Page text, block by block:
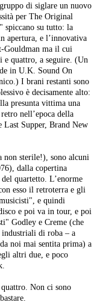
di siglare un nuovo
per The Original
spiccano su tutto: la
apertura, e l’innovativa
Gouldman ma il cui
e quattro, a seguire. (Un
in U.K. Sound On
I brani restanti sono
è decisamente alto:
presunta vittima una
nell’epoca della
Last Supper, Brand New
non sterile!), sono alcuni
dalla copertina
quartetto. L’enorme
esso il retroterra e gli
e quindi
e poi va in tour, e poi
Godley e Creme (che
industriali di roba – a
noi mai sentita prima) a
altri due, e poco
Non ci sono